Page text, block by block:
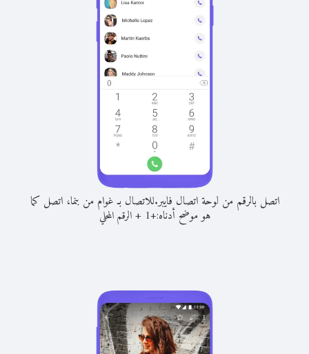
اتصل بالرقم من لوحة اتصال فايبر.للاتصال بـ غوام من بنما، اتصل كما
هو موضح أدناه:+
1
+الرقم المحلي